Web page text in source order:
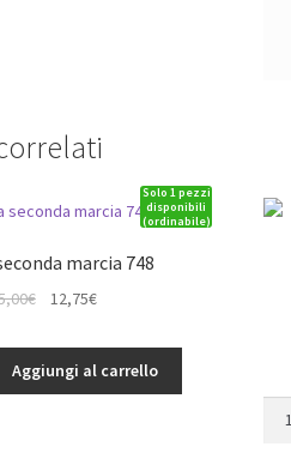
Solo 1 pezzi
disponibili
(ordinabile)
marcia 748
€
originale
era:
12,75€Il
attuale
è:
Aggiungi al carrello